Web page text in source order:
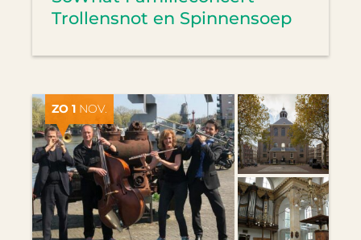
Trollensnot en Spinnensoep
ZO 1 NOV.